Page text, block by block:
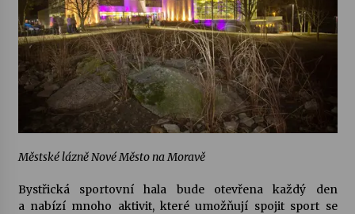
Městské lázně Nové Město na Moravě
Bystřická sportovní hala bude otevřena každý den
a nabízí mnoho aktivit, které umožňují spojit sport se